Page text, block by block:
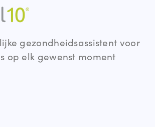
gezondheidsassistent voor
op elk gewenst moment